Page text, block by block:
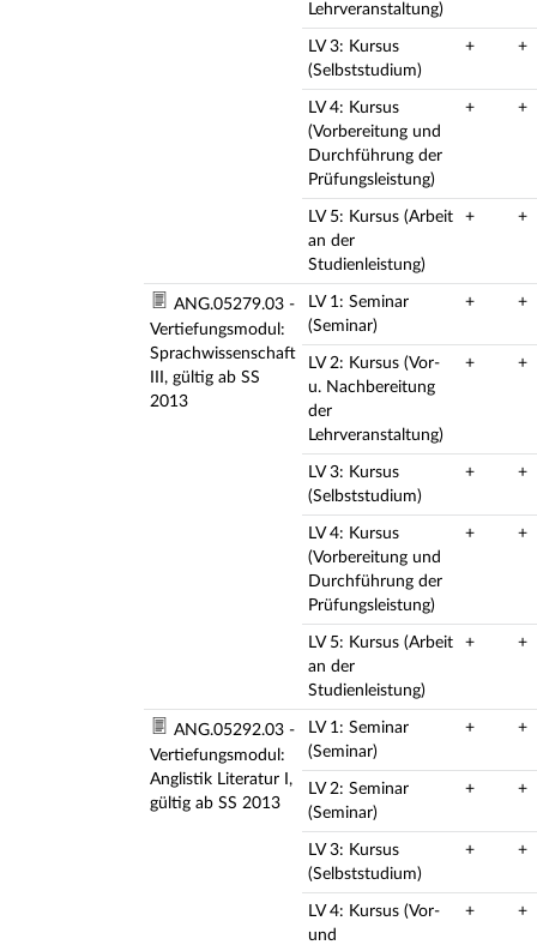
Lehrveranstaltung)
LV 3: Kursus
(Selbststudium)
+ +
LV 4: Kursus
(Vorbereitung und
Durchführung der
Prüfungsleistung)
+ +
LV 5: Kursus (Arbeit
an der
Studienleistung)
+ +
ANG.05279.03 -
Vertiefungsmodul:
Sprachwissenschaft
III, gültig ab SS
2013
LV 1: Seminar
(Seminar)
+ +
LV 2: Kursus (Vor-
u. Nachbereitung
der
Lehrveranstaltung)
+ +
LV 3: Kursus
(Selbststudium)
+ +
LV 4: Kursus
(Vorbereitung und
Durchführung der
Prüfungsleistung)
+ +
LV 5: Kursus (Arbeit
an der
Studienleistung)
+ +
ANG.05292.03 -
Vertiefungsmodul:
Anglistik Literatur I,
gültig ab SS 2013
LV 1: Seminar
(Seminar)
+ +
LV 2: Seminar
(Seminar)
+ +
LV 3: Kursus
(Selbststudium)
+ +
LV 4: Kursus (Vor-
und
+ +